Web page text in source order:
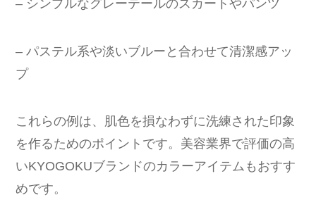
– シンプルなグレーテールのスカートやパンツ
– パステル系や淡いブルーと合わせて清潔感アッ
プ
これらの例は、肌色を損なわずに洗練された印象
を作るためのポイントです。美容業界で評価の高
いKYOGOKUブランドのカラーアイテムもおすす
めです。